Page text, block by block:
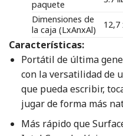
paquete
Dimensiones de
la caja (LxAnxAl)
12,7
Características:
Portátil de última
con la versatilidad de
que pueda escribir,
jugar de forma más
Más rápido que